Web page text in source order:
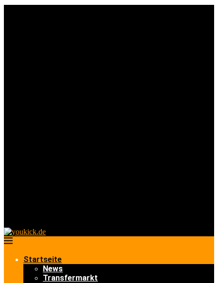
Startseite
News
Transfermarkt